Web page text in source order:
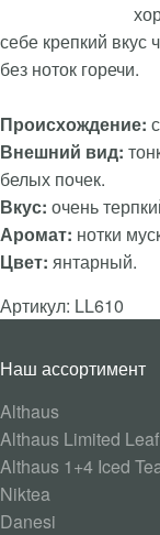
себе крепкий вкус
без ноток горечи.
Происхождение:
Внешний вид:
белых почек.
Вкус: очень
Аромат: нотки
Цвет: янтарный.
Артикул: LL610
Наш ассортимент
Althaus
Althaus Limited Leaf
Althaus 1+4 Iced
Niktea
Danesi